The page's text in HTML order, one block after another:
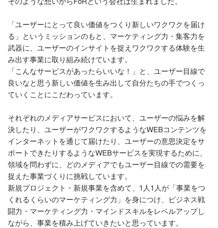
「ユーザーにとって良い価値をつくり新しいワクワクを届け
る」というミッションのもと、マーケティング力・集客力を
武器に、ユーザーのインサイトを捉えワクワクする体験を生
み出す事業に取り組み続けています。
「こんなサービスがあったらいいな！」と、ユーザー目線で
良いなと思う新しい価値を生み出して自分たちの手でつくっ
ていくことにこだわっています。
それぞれのメディアサービスにおいて、ユーザーの悩みを解
決したり、ユーザーがワクワクするようなWEBコンテンツを
インターネットを通じて届けたり、ユーザーの意思決定をサ
ポートできたりするようなWEBサービスを実現するために、
領域を問わずに、どのメディアでもユーザー目線での需要を
捉えた事業づくりに挑戦しています。
新規プロジェクト・新規事業を含めて、1人1人が「事業をつ
くれるくらいのマーケティング力」を身につけ、ビジネス戦
闘力・マーケティング力・マインドスキルをレベルアップし
ながら、事業を積み上げていきたいと思っています。